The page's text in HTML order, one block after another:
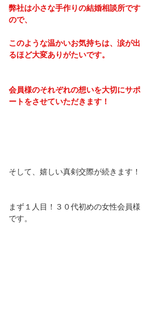
弊社は小さな手作りの結婚相談所です
ので、
このような温かいお気持ちは、涙が出
るほど大変ありがたいです。
会員様のそれぞれの想いを大切にサポ
ートをさせていただきます！
そして、嬉しい真剣交際が続きます！
まず１人目！３０代初めの女性会員様
です。